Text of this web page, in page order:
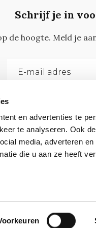
en advertenties te
te analyseren. Ook
media, adverteren
die u aan ze heeft
Schrijf je in
de hoogte. Meld je
Vragen,